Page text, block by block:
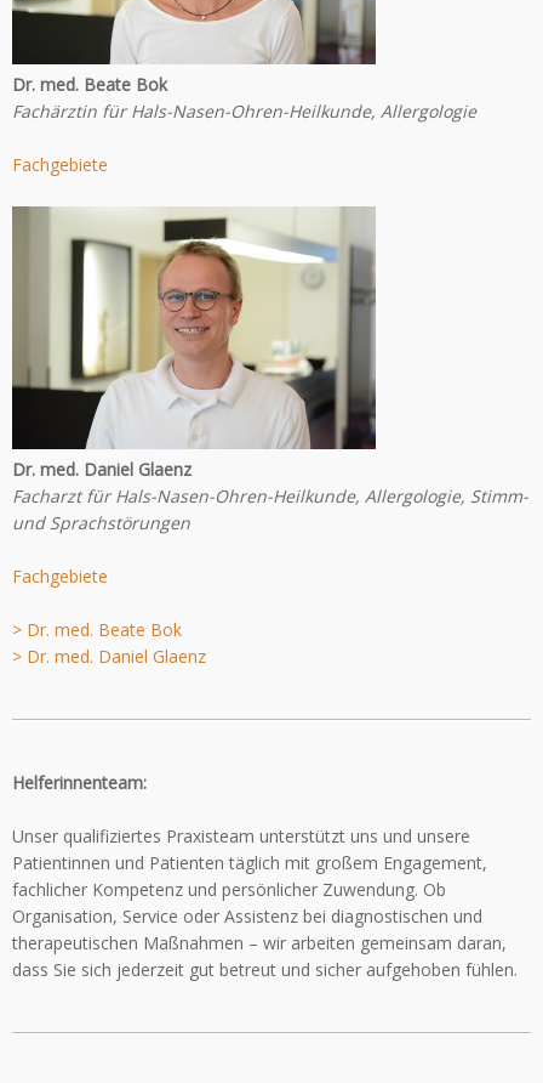
Dr. med. Beate Bok
Fachärztin für Hals-Nasen-Ohren-Heilkunde, Allergologie
Fachgebiete
Dr. med. Daniel Glaenz
Facharzt für Hals-Nasen-Ohren-Heilkunde, Allergologie, Stimm-
und Sprachstörungen
Fachgebiete
> Dr. med. Beate Bok
> Dr. med. Daniel Glaenz
Helferinnenteam:
Unser qualifiziertes Praxisteam unterstützt uns und unsere
Patientinnen und Patienten täglich mit großem Engagement,
fachlicher Kompetenz und persönlicher Zuwendung. Ob
Organisation, Service oder Assistenz bei diagnostischen und
therapeutischen Maßnahmen – wir arbeiten gemeinsam daran,
dass Sie sich jederzeit gut betreut und sicher aufgehoben fühlen.